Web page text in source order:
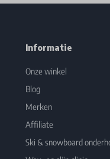
Informatie
Onze winkel
Blog
Merken
Affiliate
Ski & snowboard